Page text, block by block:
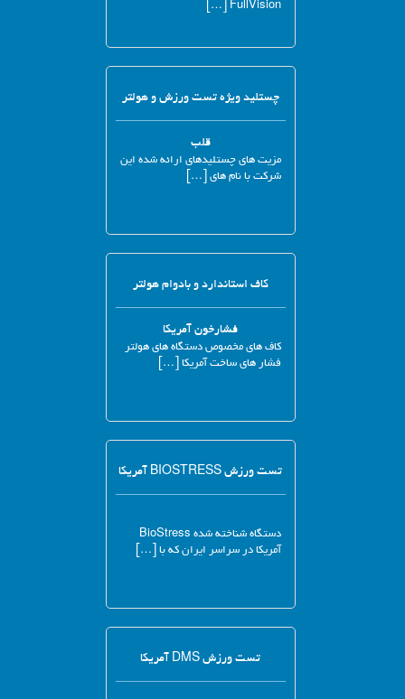
FullVision […]
چستلید ویژه تست ورزش و هولتر
قلب
مزیت های چستلیدهای ارائه شده این
شرکت با نام های […]
کاف استاندارد و بادوام هولتر
فشارخون آمریکا
کاف های مخصوص دستگاه های هولتر
فشار های ساخت آمریکا […]
تست ورزش BIOSTRESS آمریکا
دستگاه شناخته شده BioStress
آمریکا در سراسر ایران که با […]
تست ورزش DMS آمریکا